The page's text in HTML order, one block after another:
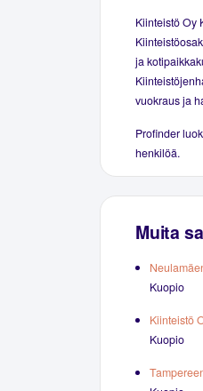
Kiinteistö Oy
ja
vuokraus ja
Profinder
henkilöä.
Muita
Kuopio
Kiinteistö
Kuopio